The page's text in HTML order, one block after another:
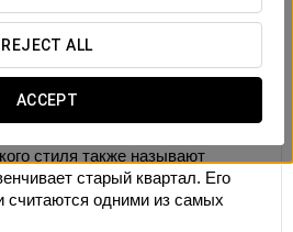
REJECT ALL
ACCEPTв Леоне
стиля также называют
старый квартал. Его
считаются одними из самых